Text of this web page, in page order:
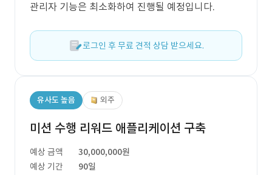
관리자 기능은 최소화하여 진행될 예정입니다.
로그인 후 무료 견적 상담 받으세요.
유사도 높음 외주
미션 수행 리워드 애플리케이션 구축
예상 금액
30,000,000원
예상 기간
90일